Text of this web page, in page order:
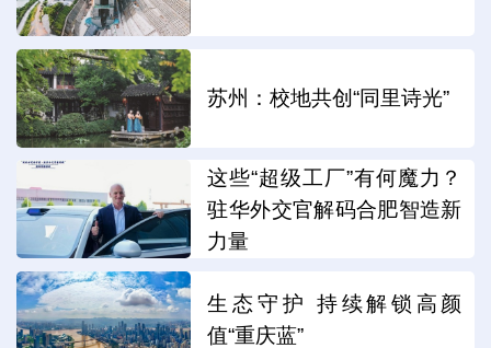
苏州：校地共创“同里诗光”
这些“超级工厂”有何魔力？
驻华外交官解码合肥智造新
力量
生态守护 持续解锁高颜
值“重庆蓝”